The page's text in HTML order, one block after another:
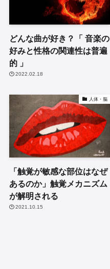
どんな曲が好き？「 音楽の
好みと性格の関連性は普遍
的 」
2022.02.18
人体・脳
「触覚が敏感な部位はなぜ
あるのか」触覚メカニズム
が解明される
2021.10.15